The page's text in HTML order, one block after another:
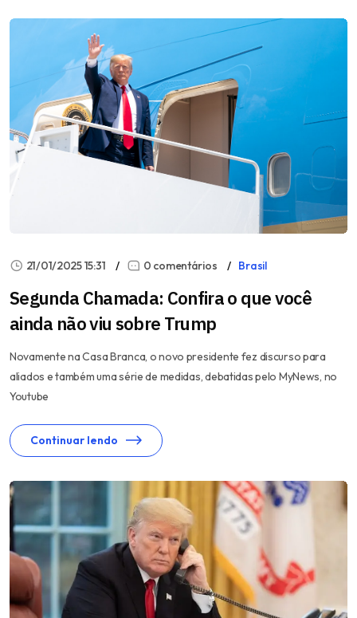
21/01/2025 15:31 0 comentários Brasil
Segunda Chamada: Confira o que você
ainda não viu sobre Trump
Novamente na Casa Branca, o novo presidente fez discurso para
aliados e também uma série de medidas, debatidas pelo MyNews, no
Youtube
Continuar lendo